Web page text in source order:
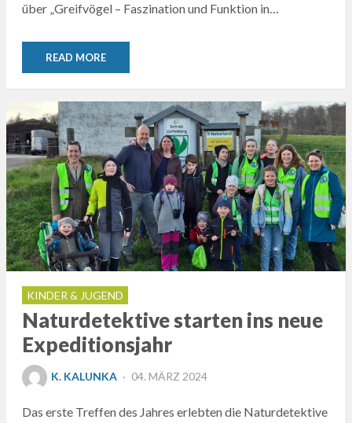
über „Greifvögel – Faszination und Funktion in…
READ MORE
KINDER & JUGEND
Naturdetektive starten ins neue
Expeditionsjahr
K. KALUNKA
POSTED
04. MÄRZ 2024
Das erste Treffen des Jahres erlebten die Naturdetektive